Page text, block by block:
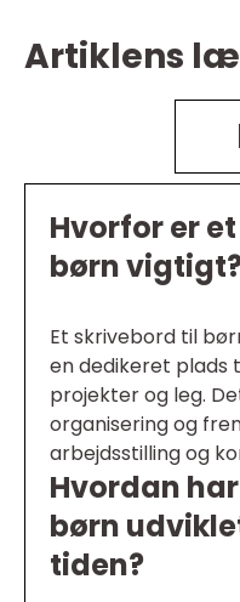
Artiklens
Hvorfor er
børn
Et skrivebord til
en dedikeret plads
projekter og leg.
organisering og
arbejdsstilling og
Hvordan
børn
tiden?